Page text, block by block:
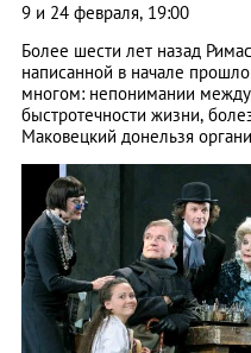
9 и 24 февраля, 19:00
Более шести лет назад
написанной в начале
многом: непонимании между
быстротечности жизни,
Маковецкий донельзя